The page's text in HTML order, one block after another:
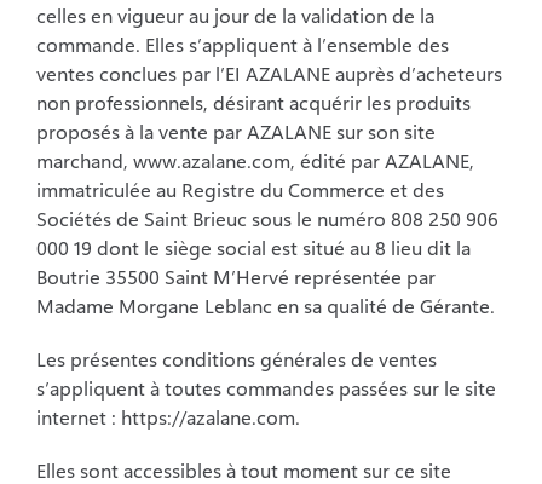
Blog
Contact
celles en vigueur au jour de la validation de la
commande. Elles s’appliquent à l’ensemble des
ventes conclues par l’EI AZALANE auprès d’acheteurs
non professionnels, désirant acquérir les produits
proposés à la vente par AZALANE sur son site
marchand, www.azalane.com, édité par AZALANE,
immatriculée au Registre du Commerce et des
Sociétés de Saint Brieuc sous le numéro 808 250 906
000 19 dont le siège social est situé au 8 lieu dit la
Boutrie 35500 Saint M’Hervé représentée par
Madame Morgane Leblanc en sa qualité de Gérante.
Les présentes conditions générales de ventes
s’appliquent à toutes commandes passées sur le site
internet : https://azalane.com.
Elles sont accessibles à tout moment sur ce site